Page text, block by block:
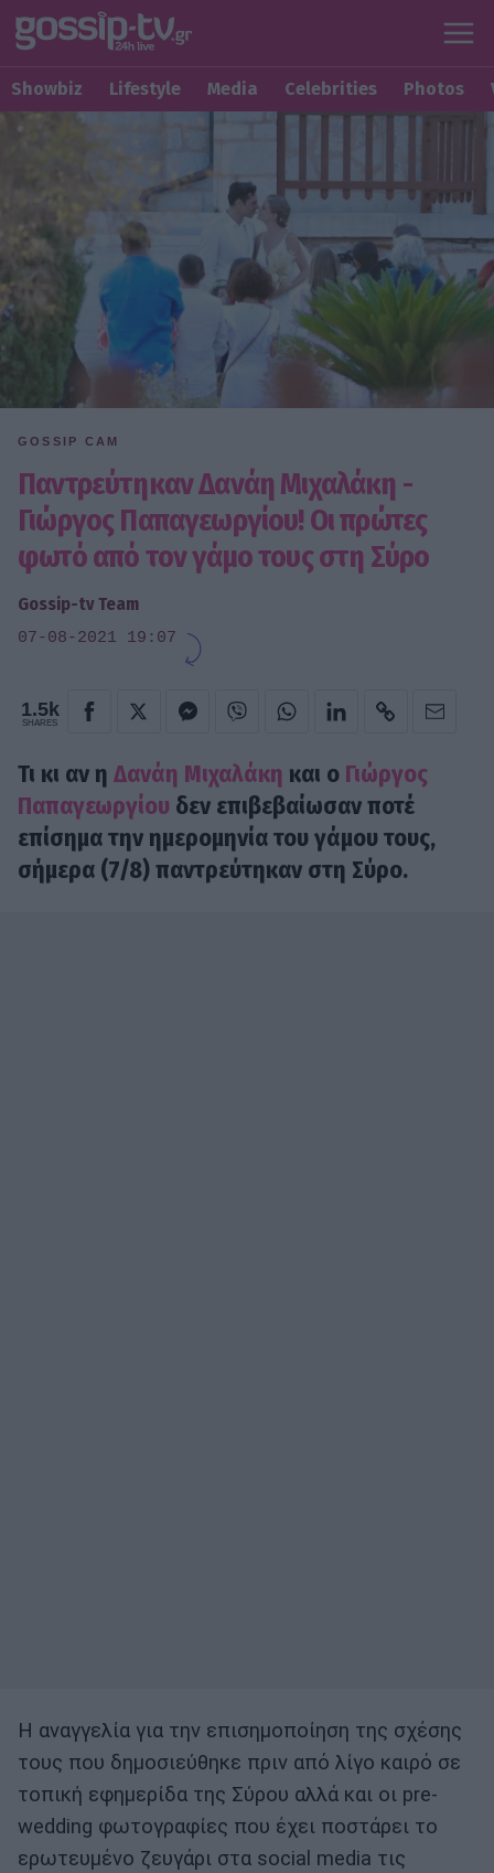
Showbiz Lifestyle Media Celebrities Photos
GOSSIP CAM
Παντρεύτηκαν Δανάη Μιχαλάκη -
Γιώργος Παπαγεωργίου! Οι πρώτες
φωτό από τον γάμο τους στη Σύρο
Gossip-tv Team
07-08-2021 19:07
1.5k
SHARES
Τι κι αν η Δανάη Μιχαλάκη και ο Γιώργος
Παπαγεωργίου δεν επιβεβαίωσαν ποτέ
επίσημα την ημερομηνία του γάμου τους,
σήμερα (7/8) παντρεύτηκαν στη Σύρο.
Η αναγγελία για την επισημοποίηση της σχέσης
τους που δημοσιεύθηκε πριν από λίγο καιρό σε
τοπική εφημερίδα της Σύρου αλλά και οι pre-
wedding φωτογραφίες που έχει ποστάρει το
ερωτευμένο ζευγάρι στα social media τις